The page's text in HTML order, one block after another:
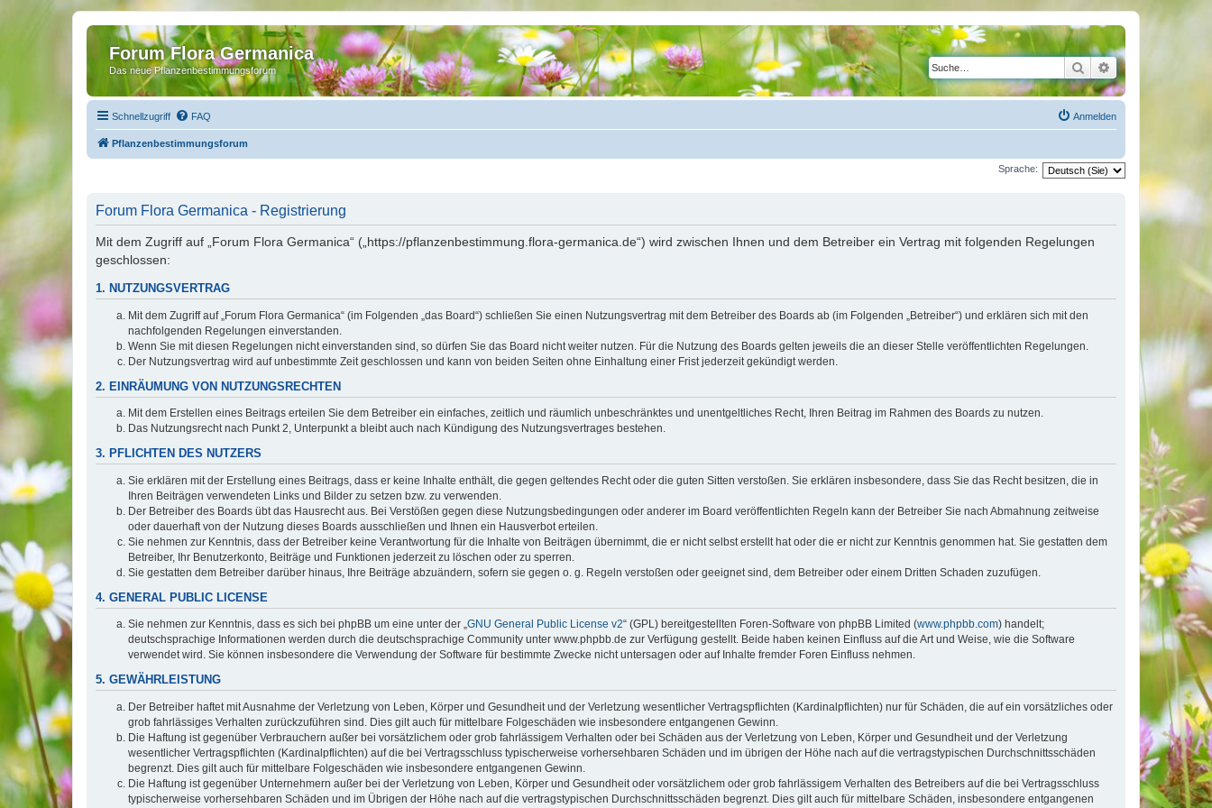
Forum Flora Germanica
Das neue Pflanzenbestimmungsforum SucheErweiterte Suche
Schnellzugriff FAQ Anmelden
Pflanzenbestimmungsforum
Sprache:
Forum Flora Germanica - Registrierung
Mit dem Zugriff auf „Forum Flora Germanica“ („https://pflanzenbestimmung.flora-germanica.de“) wird zwischen Ihnen und dem Betreiber ein Vertrag mit folgenden Regelungen
geschlossen:
1. NUTZUNGSVERTRAG
Mit dem Zugriff auf „Forum Flora Germanica“ (im Folgenden „das Board“) schließen Sie einen Nutzungsvertrag mit dem Betreiber des Boards ab (im Folgenden „Betreiber“) und erklären sich mit den
nachfolgenden Regelungen einverstanden.
Wenn Sie mit diesen Regelungen nicht einverstanden sind, so dürfen Sie das Board nicht weiter nutzen. Für die Nutzung des Boards gelten jeweils die an dieser Stelle veröffentlichten Regelungen.
Der Nutzungsvertrag wird auf unbestimmte Zeit geschlossen und kann von beiden Seiten ohne Einhaltung einer Frist jederzeit gekündigt werden.
2. EINRÄUMUNG VON NUTZUNGSRECHTEN
Mit dem Erstellen eines Beitrags erteilen Sie dem Betreiber ein einfaches, zeitlich und räumlich unbeschränktes und unentgeltliches Recht, Ihren Beitrag im Rahmen des Boards zu nutzen.
Das Nutzungsrecht nach Punkt 2, Unterpunkt a bleibt auch nach Kündigung des Nutzungsvertrages bestehen.
3. PFLICHTEN DES NUTZERS
Sie erklären mit der Erstellung eines Beitrags, dass er keine Inhalte enthält, die gegen geltendes Recht oder die guten Sitten verstoßen. Sie erklären insbesondere, dass Sie das Recht besitzen, die in
Ihren Beiträgen verwendeten Links und Bilder zu setzen bzw. zu verwenden.
Der Betreiber des Boards übt das Hausrecht aus. Bei Verstößen gegen diese Nutzungsbedingungen oder anderer im Board veröffentlichten Regeln kann der Betreiber Sie nach Abmahnung zeitweise
oder dauerhaft von der Nutzung dieses Boards ausschließen und Ihnen ein Hausverbot erteilen.
Sie nehmen zur Kenntnis, dass der Betreiber keine Verantwortung für die Inhalte von Beiträgen übernimmt, die er nicht selbst erstellt hat oder die er nicht zur Kenntnis genommen hat. Sie gestatten dem
Betreiber, Ihr Benutzerkonto, Beiträge und Funktionen jederzeit zu löschen oder zu sperren.
Sie gestatten dem Betreiber darüber hinaus, Ihre Beiträge abzuändern, sofern sie gegen o. g. Regeln verstoßen oder geeignet sind, dem Betreiber oder einem Dritten Schaden zuzufügen.
4. GENERAL PUBLIC LICENSE
Sie nehmen zur Kenntnis, dass es sich bei phpBB um eine unter der „GNU General Public License v2“ (GPL) bereitgestellten Foren-Software von phpBB Limited (www.phpbb.com) handelt;
deutschsprachige Informationen werden durch die deutschsprachige Community unter www.phpbb.de zur Verfügung gestellt. Beide haben keinen Einfluss auf die Art und Weise, wie die Software
verwendet wird. Sie können insbesondere die Verwendung der Software für bestimmte Zwecke nicht untersagen oder auf Inhalte fremder Foren Einfluss nehmen.
5. GEWÄHRLEISTUNG
Der Betreiber haftet mit Ausnahme der Verletzung von Leben, Körper und Gesundheit und der Verletzung wesentlicher Vertragspflichten (Kardinalpflichten) nur für Schäden, die auf ein vorsätzliches oder
grob fahrlässiges Verhalten zurückzuführen sind. Dies gilt auch für mittelbare Folgeschäden wie insbesondere entgangenen Gewinn.
Die Haftung ist gegenüber Verbrauchern außer bei vorsätzlichem oder grob fahrlässigem Verhalten oder bei Schäden aus der Verletzung von Leben, Körper und Gesundheit und der Verletzung
wesentlicher Vertragspflichten (Kardinalpflichten) auf die bei Vertragsschluss typischerweise vorhersehbaren Schäden und im übrigen der Höhe nach auf die vertragstypischen Durchschnittsschäden
begrenzt. Dies gilt auch für mittelbare Folgeschäden wie insbesondere entgangenen Gewinn.
Die Haftung ist gegenüber Unternehmern außer bei der Verletzung von Leben, Körper und Gesundheit oder vorsätzlichem oder grob fahrlässigem Verhalten des Betreibers auf die bei Vertragsschluss
typischerweise vorhersehbaren Schäden und im Übrigen der Höhe nach auf die vertragstypischen Durchschnittsschäden begrenzt. Dies gilt auch für mittelbare Schäden, insbesondere entgangenen